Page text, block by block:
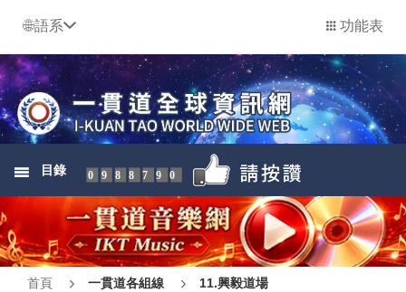
語系 功能表
目錄 0988790
首頁 一貫道各組線 11.興毅道場